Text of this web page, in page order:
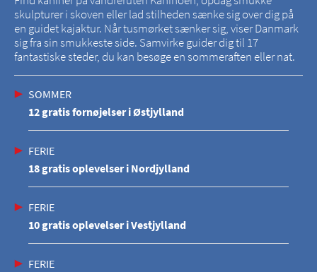
skulpturer i skoven eller lad stilheden sænke sig over dig på
en guidet kajaktur. Når tusmørket sænker sig, viser Danmark
sig fra sin smukkeste side. Samvirke guider dig til 17
fantastiske steder, du kan besøge en sommeraften eller nat.
SOMMER
12 gratis fornøjelser i Østjylland
FERIE
18 gratis oplevelser i Nordjylland
FERIE
10 gratis oplevelser i Vestjylland
FERIE